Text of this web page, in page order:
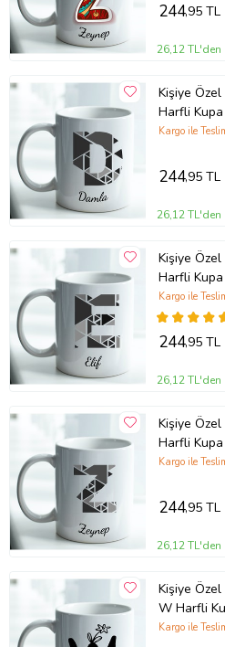
244,95 TL
26,12
Kişiye Özel
Harfli
Kargo ile
244,95 TL
26,12
Kişiye Özel
Harfli
Kargo ile
244,95 TL
26,12
Kişiye Özel
Harfli
Kargo ile
244,95 TL
26,12
Kişiye Özel
W Harfli
Kargo ile